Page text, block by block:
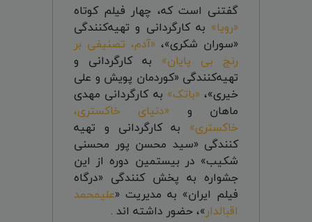
گفتنی است که، چهار فیلم کوتاه
«رویا» به کارگردانی و تهیه‌کنندگی
«سوران شکری»، «آدم، تصنیفی بر
رنج بی پایان» به کارگردانی و
تهیه‌کنندگی «کوردمان پویش و علی
خیری»،«باتک» به کارگردانی مهدی
ماهان و «دنیای خاکستری،
خاکستری» به کارگردانی و تهیه
کنندگی «سید محسن پور محسنی
شکیب» در بیستمین دوره از این
جشواره به پخش کنندگی «درگاه
فیلم ایران» به مدیریت «علیمحمد
اقبالدار»، حضور داشته اند .